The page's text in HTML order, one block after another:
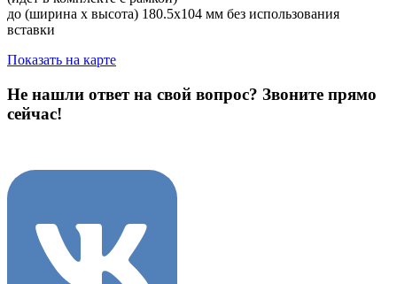
до (ширина х высота) 180.5х104 мм без использования
вставки
Показать на карте
Не нашли ответ на свой вопрос? Звоните прямо
сейчас!